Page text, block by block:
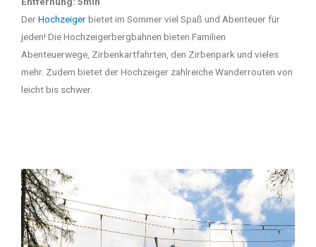
DerHochzeigerbietet im Sommer viel Spaß und Abenteuer für
jeden! Die Hochzeigerbergbahnen bieten Familien
Abenteuerwege, Zirbenkartfahrten, den Zirbenpark und vieles
mehr. Zudem bietet der Hochzeiger zahlreiche Wanderrouten von
leicht bis schwer.